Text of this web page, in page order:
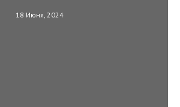
18 Июня, 2024